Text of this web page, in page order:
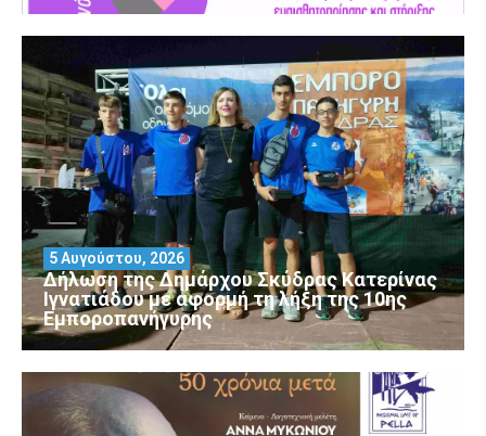
Δήλωση της Δημάρχου Σκύδρας Κατερίνας
Ιγνατιάδου με αφορμή τη λήξη της 10ης
Εμποροπανήγυρης
5 Αυγούστου, 2026